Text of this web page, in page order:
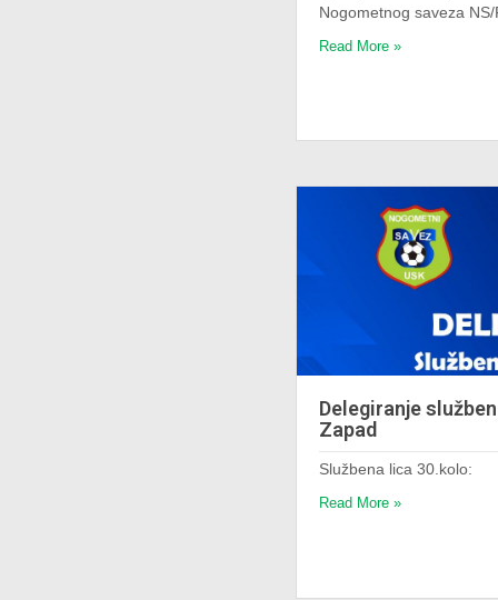
Nogometnog saveza
Read More »
Delegiranje
Zapad
Službena lica 30.kolo:
Read More »